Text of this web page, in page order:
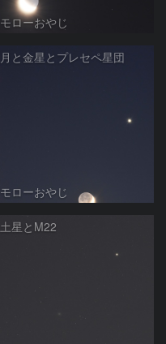
モローおやじ
月と金星とプレセペ星団
モローおやじ
土星とM22